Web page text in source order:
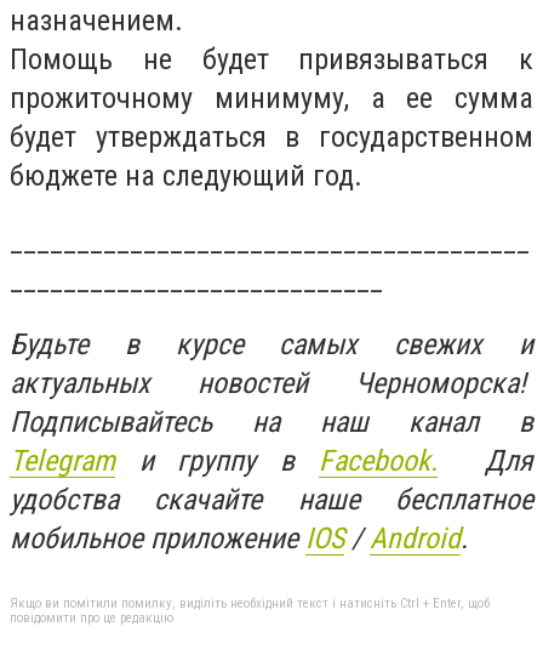
назначением.
Помощь не будет привязываться к
прожиточному минимуму, а ее сумма
будет утверждаться в государственном
бюджете на следующий год.
Будьте в курсе самых свежих и
актуальных новостей Черноморска!
Подписывайтесь на наш канал в
Telegramи группу в Facebook. Для
удобства скачайте наше бесплатное
мобильное приложение IOS/Android.
Якщо ви помітили помилку, виділіть необхідний текст і натисніть Ctrl + Enter, щоб
повідомити про це редакцію